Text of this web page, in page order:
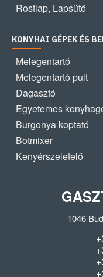
Rostlap, Lapsütő
KONYHAI GÉPEK ÉS
Melegentartó
Melegentartó pult
Dagasztó
Egyetemes
Burgonya koptató
Botmixer
Kenyérszeletelő
1046